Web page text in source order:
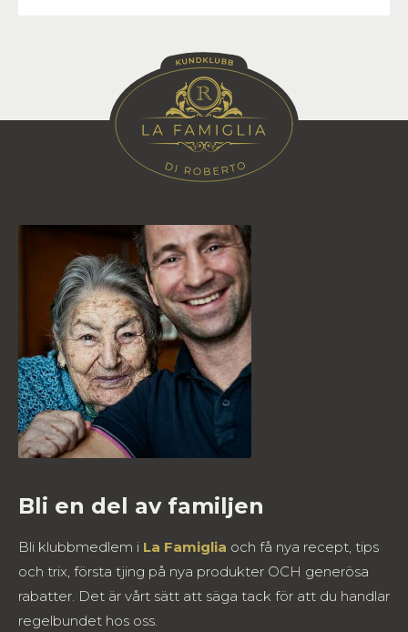
Bli en del av familjen
Bli klubbmedlem i La Famiglia och få nya recept, tips
och trix, första tjing på nya produkter OCH generösa
rabatter. Det är vårt sätt att säga tack för att du handlar
regelbundet hos oss.